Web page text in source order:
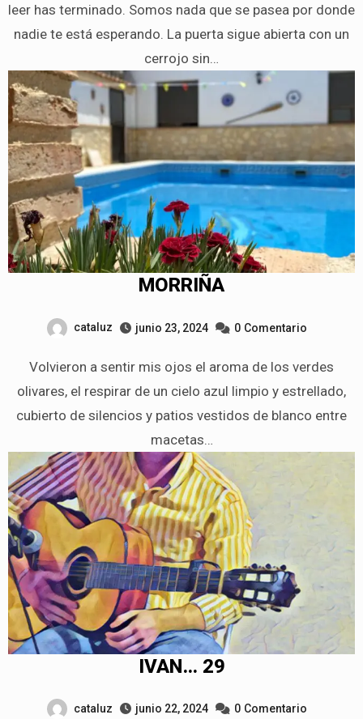
leer has terminado. Somos nada que se pasea por donde
nadie te está esperando. La puerta sigue abierta con un
cerrojo sin…
MORRIÑA
cataluz junio 23, 2024 0 Comentario
Volvieron a sentir mis ojos el aroma de los verdes
olivares, el respirar de un cielo azul limpio y estrellado,
cubierto de silencios y patios vestidos de blanco entre
macetas…
IVAN… 29
cataluz junio 22, 2024 0 Comentario